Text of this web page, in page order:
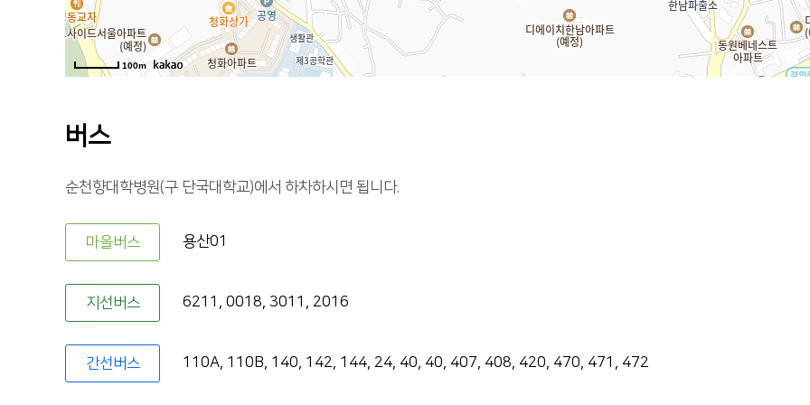
100m
버스
순천향대학병원(구 단국대학교)에서 하차하시면 됩니다.
마을버스 용산01
지선버스 6211, 0018, 3011, 2016
간선버스 110A, 110B, 140, 142, 144, 24, 40, 40, 407, 408, 420, 470, 471, 472